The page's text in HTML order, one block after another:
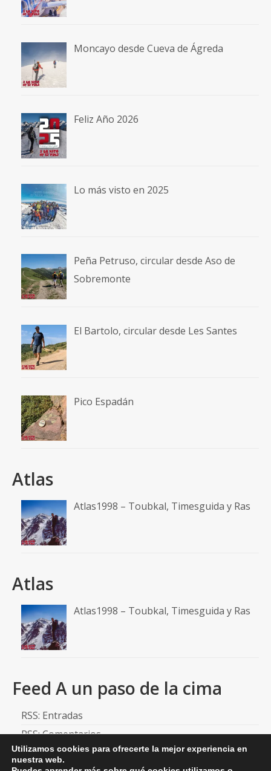
Moncayo desde Cueva de Ágreda
Feliz Año 2026
Lo más visto en 2025
Peña Petruso, circular desde Aso de
Sobremonte
El Bartolo, circular desde Les Santes
Pico Espadán
Atlas
Atlas1998 – Toubkal, Timesguida y Ras
Atlas
Atlas1998 – Toubkal, Timesguida y Ras
Feed A un paso de la cima
RSS: Entradas
RSS: Comentarios
Utilizamos cookies para ofrecerte la mejor experiencia en
nuestra web.